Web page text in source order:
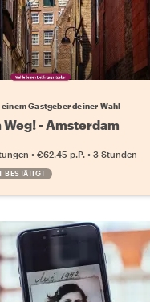
Lieblingsgastgeber
Gastgeber deiner Wahl
- Amsterdam
• €62.45 p.P.• 3 Stunden
BESTÄTIGT